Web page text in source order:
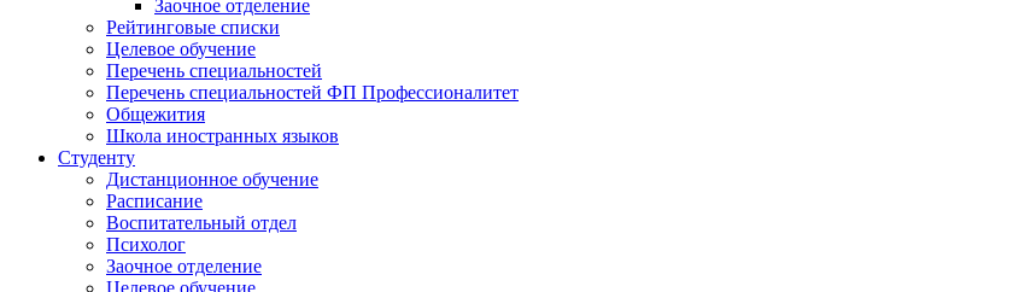
Заочное отделение
Рейтинговые списки
Целевое обучение
Перечень специальностей
Перечень специальностей ФП Профессионалитет
Общежития
Школа иностранных языков
Студенту
Дистанционное обучение
Расписание
Воспитательный отдел
Психолог
Заочное отделение
Целевое обучение